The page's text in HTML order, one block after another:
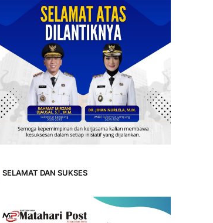
SELAMAT DAN SUKSES